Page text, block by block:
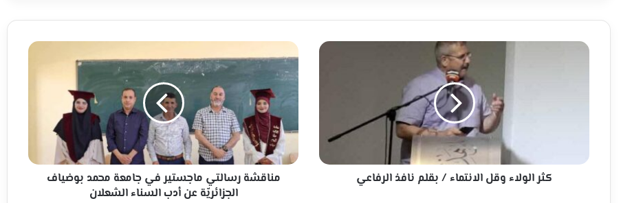
كثر
كثر الولاء وقل الانتماء / بقلم نافذ الرفاعي
مناقشة
رسالتي
ماجستير
جامعة
محمد
بوضياف
الجزائريّة
عن
مناقشة رسالتي ماجستير في جامعة محمد بوضياف
الجزائريّة عن أدب السناء الشعلان